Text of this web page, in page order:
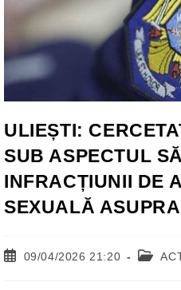
ULIEȘTI:
SUB ASPECTUL
INFRACȚIUNII DE
SEXUALĂ
Post09/04/2026 21:20
Post